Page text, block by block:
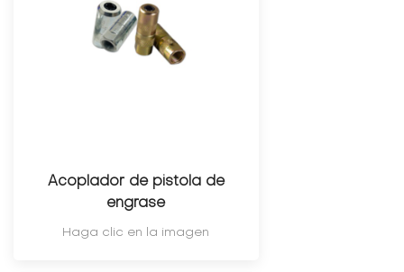
Acoplador de pistola de
engrase
Haga clic en la imagen